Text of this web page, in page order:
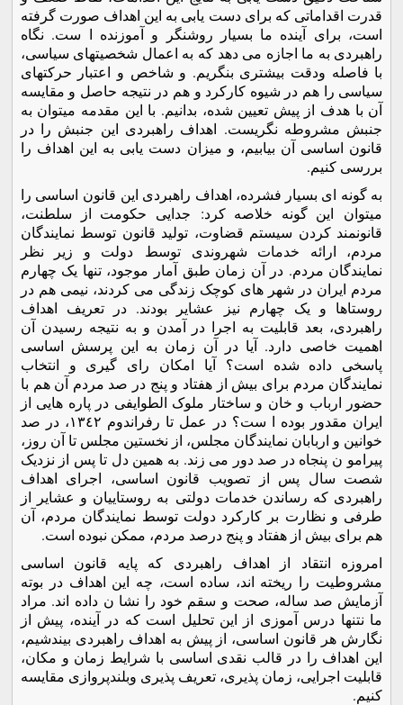
قدرت اقداماتی که برای دست یابی به این اهداف صورت گرفته
است، برای آینده ما بسیار روشنگر و آموزنده ا ست. نگاه
راهبردی به ما اجازه می دهد که به اعمال شخصیتهای سیاسی،
با فاصله ودقت بیشتری بنگریم. و شاخص و اعتبار حرکتهای
سیاسی را هم در شیوه کارکرد و هم در نتیجه حاصل و مقایسه
آن با هدف از پیش تعیین شده، بدانیم. با این مقدمه میتوان به
جنبش مشروطه نگریست. اهداف راهبردی این جنبش را در
قانون اساسی آن بیابیم، و میزان دست یابی به این اهداف را
بررسی کنیم.
به گونه ای بسیار فشرده، اهداف راهبردی این قانون اساسی را
میتوان این گونه خلاصه کرد: جدایی حکومت از سلطنت،
قانونمند کردن سیستم قضاوت، تولید قانون توسط نمایندگان
مردم، ارائه خدمات شهروندی توسط دولت و زیر نظر
نمایندگان مردم. در آن زمان طبق آمار موجود، تنها یک چهارم
مردم ایران در شهر های کوچک زندگی می کردند، نیمی هم در
روستاها و یک چهارم نیز عشایر بودند. در تعریف اهداف
راهبردی، بعد قابلیت به اجرا در آمدن و به نتیجه رسیدن آن
اهمیت خاصی دارد. آیا در آن زمان به این پرسش اساسی
پاسخی داده شده است؟ آیا امکان رای گیری و انتخاب
نمایندگان مردم برای بیش از هفتاد و پنج در صد مردم آن هم با
حضور ارباب و خان و ساختار ملوک الطوایفی در پاره هایی از
ایران مقدور بوده ا ست؟ در عمل تا رفراندوم ١٣٤٢، در صد
خوانین و اربابان نمایندگان مجلس، از نخستین مجلس تا آن روز،
پیرامو ن پنجاه در صد دور می زند. به همین دل تا پس از نزدیک
شصت سال پس از تصویب قانون اساسی، اجرای اهداف
راهبردی که رساندن خدمات دولتی به روستاییان و عشایر از
طرفی و نظارت بر کارکرد دولت توسط نمایندگان مردم، آن
هم برای بیش از هفتاد و پنج درصد مردم، ممکن نبوده است.
امروزه انتقاد از اهداف راهبردی که پایه قانون اساسی
مشروطیت را ریخته اند، ساده است، چه این اهداف در بوته
آزمایش صد ساله، صحت و سقم خود را نشا ن داده اند. مراد
ما نتنها درس آموزی از این تحلیل است که در آینده، پیش از
نگارش هر قانون اساسی، از پیش به اهداف راهبردی بیندشیم،
این اهداف را در قالب نقدی اساسی با شرایط زمان و مکان،
قابلیت اجرایی، زمان پذیری، تعریف پذیری وبلندپروازی مقایسه
کنیم.